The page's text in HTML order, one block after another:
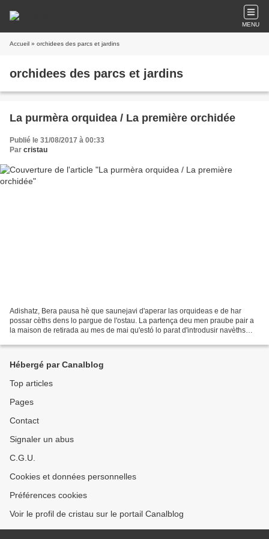
MENU
Accueil » orchidees des parcs et jardins
orchidees des parcs et jardins
La purmèra orquidea / La première orchidée
Publié le 31/08/2017 à 00:33
Par cristau
Adishatz, Bera pausa hè que saunejavi d'aperar las orquideas e de har
possar cèths dens lo pargue de l'ostau. La partença deu men praube pair a
la maison de retirada au mes de mai qu'estó lo parat d'introdusir navèths
Hébergé par Canalblog
Top articles
Pages
Contact
Signaler un abus
C.G.U.
Cookies et données personnelles
Préférences cookies
Voir le profil de cristau sur le portail Canalblog